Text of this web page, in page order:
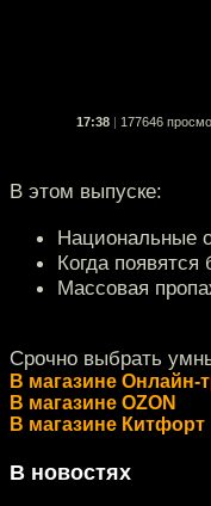
17:38 177646
В этом выпуске:
Национальные
Когда появятся
Массовая
Срочно выбрать
В магазине Онлайн-
В магазине OZON
В магазине Китфорт
В новостях